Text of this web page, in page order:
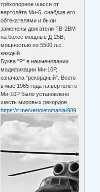
трёхопорное шасси от
вертолёта Ми-6, снабдив его
обтекателями и были
заменены двигатели ТВ-2ВМ
на более мощные Д-25В,
мощностью по 5500 л.с.
каждый.
Буква "Р" в наименовании
модификации Ми-10Р,
означала "рекордный". Всего
в мае 1965 года на вертолёте
Ми-10Р было установлено
шесть мировых рекордов.
https://t.me/vertoletomania/989